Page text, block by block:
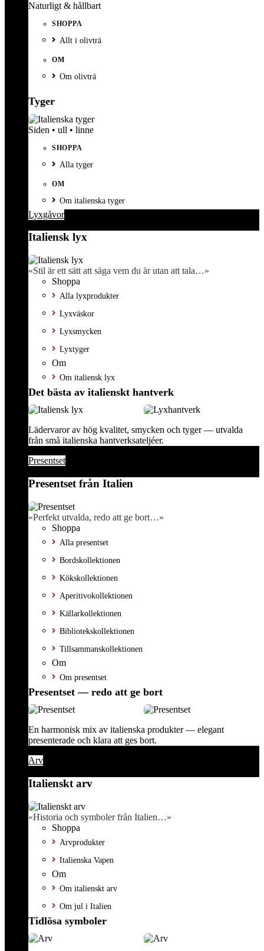
Naturligt & hållbart
SHOPPA
Allt i olivträ
OM
Om olivträ
Tyger
Siden • ull • linne
SHOPPA
Alla tyger
OM
Om italienska tyger
Lyxgåvor
Italiensk lyx
«Stil är ett sätt att säga vem du är utan att tala…»
Shoppa
Alla lyxprodukter
Lyxväskor
Lyxsmycken
Lyxtyger
Om
Om italiensk lyx
Det bästa av italienskt hantverk
Lädervaror av hög kvalitet, smycken och tyger — utvalda
från små italienska hantverksateljéer.
Presentset
Presentset från Italien
«Perfekt utvalda, redo att ge bort…»
Shoppa
Alla presentset
Bordskollektionen
Kökskollektionen
Aperitivokollektionen
Källarkollektionen
Bibliotekskollektionen
Tillsammanskollektionen
Om
Om presentset
Presentset — redo att ge bort
En harmonisk mix av italienska produkter — elegant
presenterade och klara att ges bort.
Arv
Italienskt arv
«Historia och symboler från Italien…»
Shoppa
Arvprodukter
Italienska Vapen
Om
Om italienskt arv
Om jul i Italien
Tidlösa symboler